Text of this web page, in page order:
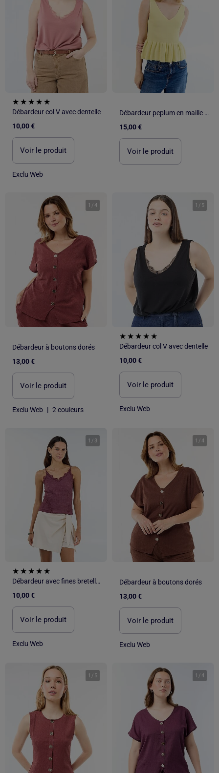
Débardeur col V avec dentelle
10,00 €
Voir le produit
Exclu Web
Débardeur peplum en maille côtelée
15,00 €
Voir le produit
1 /4
Débardeur à boutons dorés
13,00 €
Voir le produit
Exclu Web | 2 couleurs
1 / 5
Débardeur col V avec dentelle
10,00 €
Voir le produit
Exclu Web
1 / 3
Débardeur avec fines bretelles et dentelle
10,00 €
Voir le produit
Exclu Web
1 /4
Débardeur à boutons dorés
13,00 €
Voir le produit
Exclu Web
1 / 5 1 /4